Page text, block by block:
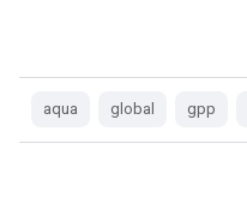
aqua global gpp